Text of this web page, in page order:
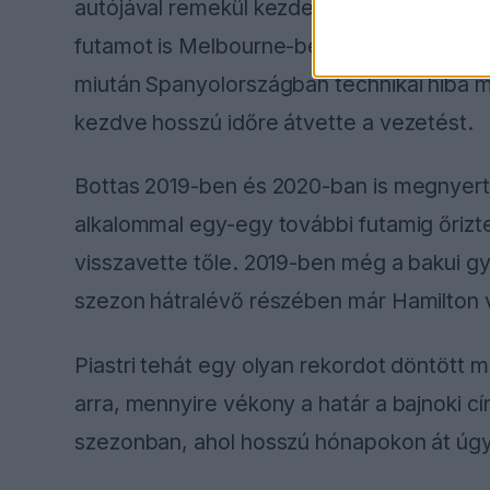
autójával remekül kezdett: megnyerte a
futamot is Melbourne-ben. Az összetett
miután Spanyolországban technikai hiba
kezdve hosszú időre átvette a vezetést.
Bottas 2019-ben és 2020-ban is
alkalommal egy-egy további futamig
visszavette tőle. 2019-ben még a bakui
szezon hátralévő részében már
Piastri tehát egy olyan rekordot döntött
arra, mennyire vékony a határ a bajnoki
szezonban, ahol hosszú hónapokon át